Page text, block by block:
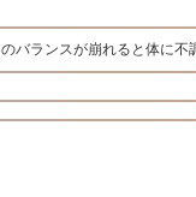
ランスが崩れると体に不